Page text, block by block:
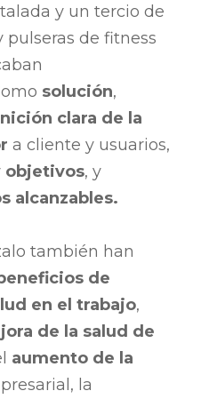
y un tercio de
pulseras de fitness
solución,
clara de la
a cliente y usuarios,
objetivos, y
alcanzables.
también han
beneficios de
en el trabajo,
de la salud de
aumento de la
la